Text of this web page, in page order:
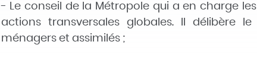
- Le conseil de la Métropole qui a en charge
actions transversales globales. Il délibère
ménagers et assimilés ;